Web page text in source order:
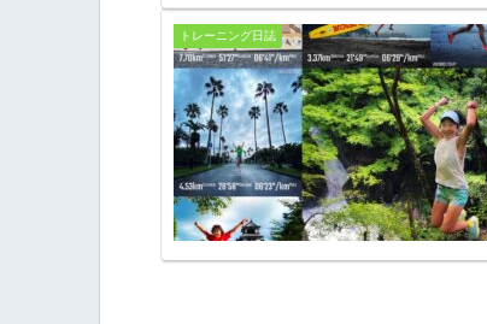
トレーニング日誌